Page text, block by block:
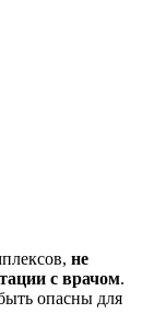
не
с врачом.
опасны для